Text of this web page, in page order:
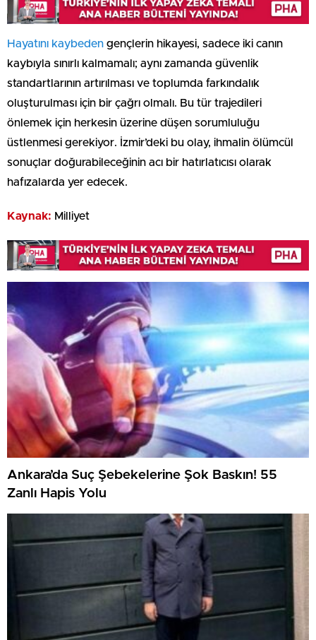
Hayatını kaybeden gençlerin hikayesi, sadece iki canın
kaybıyla sınırlı kalmamalı; aynı zamanda güvenlik
standartlarının artırılması ve toplumda farkındalık
oluşturulması için bir çağrı olmalı. Bu tür trajedileri
önlemek için herkesin üzerine düşen sorumluluğu
üstlenmesi gerekiyor. İzmir’deki bu olay, ihmalin ölümcül
sonuçlar doğurabileceğinin acı bir hatırlatıcısı olarak
hafızalarda yer edecek.
Kaynak: Milliyet
Ankara’da Suç Şebekelerine Şok Baskın! 55
Zanlı Hapis Yolu